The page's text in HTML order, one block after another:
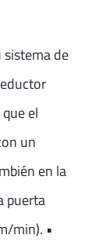
sistema de
el
un
en la
puerta
min). •